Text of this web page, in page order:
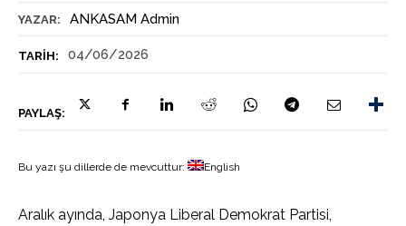
YAZAR: ANKASAM Admin
TARIH: 04/06/2026
PAYLAŞ:
Bu yazı şu dillerde de mevcuttur: English
Aralık ayında, Japonya Liberal Demokrat Partisi,